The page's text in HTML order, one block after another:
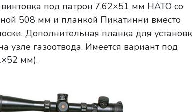
под патрон 7,62×51 мм НАТО со
508 мм и планкой Пикатинни вместо
Дополнительная планка для
узле газоотвода. Имеется вариант под
мм).